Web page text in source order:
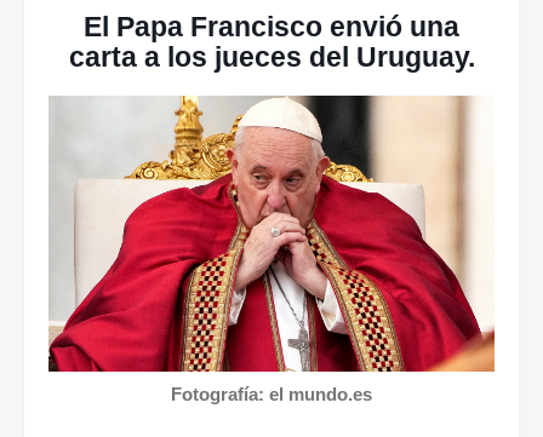
El Papa Francisco envió una
carta a los jueces del Uruguay.
Fotografía: el mundo.es